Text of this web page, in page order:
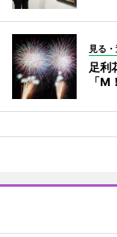
見る
足利
「